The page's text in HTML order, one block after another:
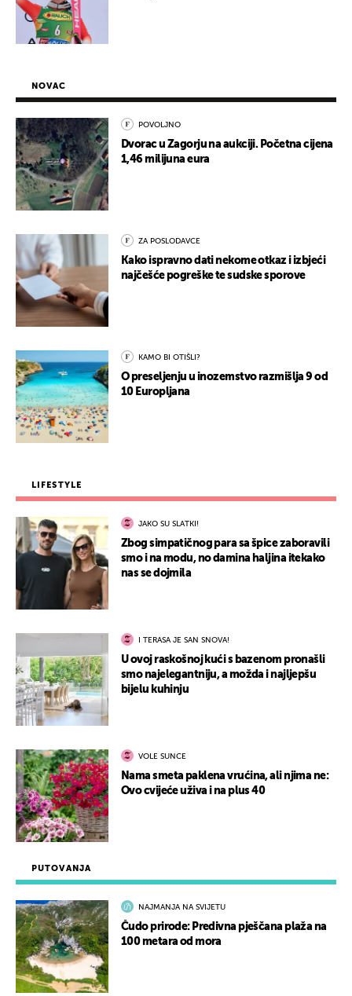
PUTOVANJA
NAJMANJA NA SVIJETU
Čudo prirode: Predivna pješčana plaža na
100 metara od mora
NOVAC
POVOLJNO
Dvorac u Zagorju na aukciji. Početna cijena
1,46 milijuna eura
ZA POSLODAVCE
Kako ispravno dati nekome otkaz i izbjeći
najčešće pogreške te sudske sporove
KAMO BI OTIŠLI?
O preseljenju u inozemstvo razmišlja 9 od
10 Europljana
LIFESTYLE
JAKO SU SLATKI!
Zbog simpatičnog para sa špice zaboravili
smo i na modu, no damina haljina itekako
nas se dojmila
I TERASA JE SAN SNOVA!
U ovoj raskošnoj kući s bazenom pronašli
smo najelegantniju, a možda i najljepšu
bijelu kuhinju
VOLE SUNCE
Nama smeta paklena vrućina, ali njima ne:
Ovo cvijeće uživa i na plus 40